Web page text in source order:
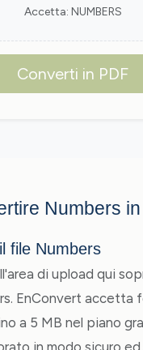
Accetta: NUMBERS
Converti in PDF
Numbers
file Numbers
di upload qui
EnConvert accetta
a 5 MB nel piano
in modo sicuro